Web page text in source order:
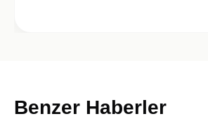
Benzer Haberler